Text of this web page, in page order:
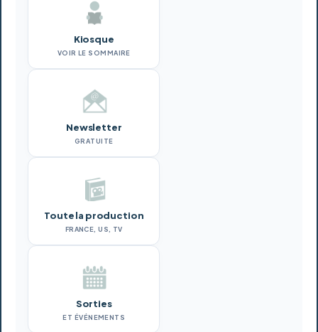
Kiosque
VOIR LE SOMMAIRE
Newsletter
GRATUITE
Toute la production
FRANCE, US, TV
Sorties
ET ÉVÉNEMENTS